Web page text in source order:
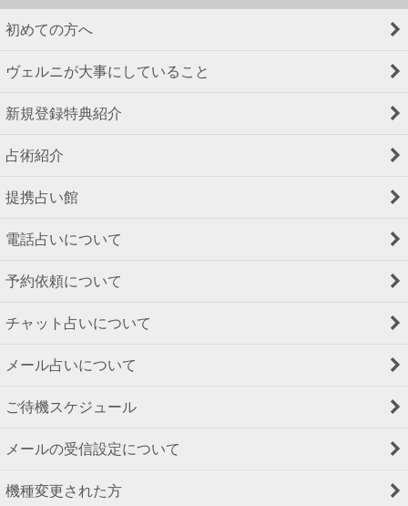
初めての方へ
ヴェルニが大事にしていること
新規登録特典紹介
占術紹介
提携占い館
電話占いについて
予約依頼について
チャット占いについて
メール占いについて
ご待機スケジュール
メールの受信設定について
機種変更された方